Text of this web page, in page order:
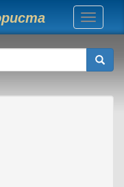
Toggle